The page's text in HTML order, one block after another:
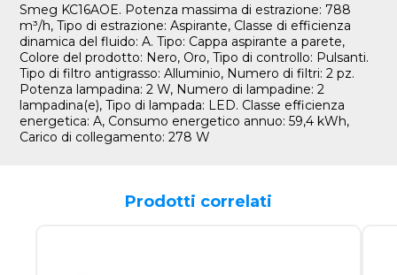
Smeg KC16AOE. Potenza massima di estrazione: 788
m³/h, Tipo di estrazione: Aspirante, Classe di efficienza
dinamica del fluido: A. Tipo: Cappa aspirante a parete,
Colore del prodotto: Nero, Oro, Tipo di controllo: Pulsanti.
Tipo di filtro antigrasso: Alluminio, Numero di filtri: 2 pz.
Potenza lampadina: 2 W, Numero di lampadine: 2
lampadina(e), Tipo di lampada: LED. Classe efficienza
energetica: A, Consumo energetico annuo: 59,4 kWh,
Carico di collegamento: 278 W
Prodotti correlati